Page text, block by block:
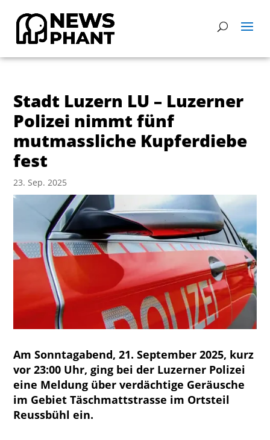
Stadt Luzern LU – Luzerner
Polizei nimmt fünf
mutmassliche Kupferdiebe
fest
23. Sep. 2025
Am Sonntagabend, 21. September 2025, kurz
vor 23:00 Uhr, ging bei der Luzerner Polizei
eine Meldung über verdächtige Geräusche
im Gebiet Täschmattstrasse im Ortsteil
Reussbühl ein.